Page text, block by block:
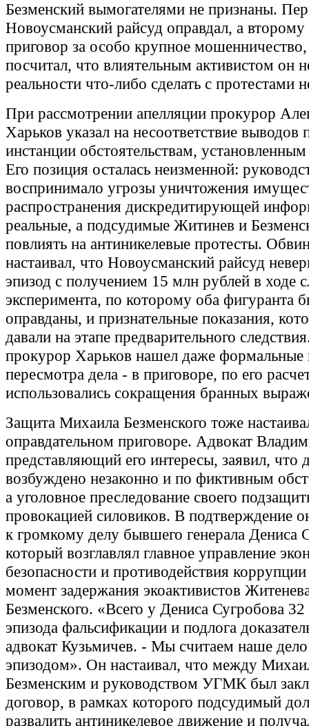
Безменский вымогателями не признаны.
Новоусманский райсуд оправдал, а
приговор за особо крупное
посчитал, что влиятельным активистом он
реальности что-либо сделать с протестами
При рассмотрении апелляции прокурор
Харьков указал на несоответствие выводов
инстанции обстоятельствам,
Его позиция осталась неизменной:
воспринимало угрозы уничтожения
распространения дискредитирующей
реальные, а подсудимые Житинев и
повлиять на антиникелевые протесты.
настаивал, что Новоусманский райсуд
эпизод с получением 15 млн рублей в ходе
эксперимента, по которому оба фигуранта
оправданы, и признательные показания,
давали на этапе предварительного
прокурор Харьков нашел даже
пересмотра дела - в приговоре, по его
использовались сокращения бранных
Защита Михаила Безменского тоже
оправдательном приговоре. Адвокат
представляющий его интересы, заявил, что
возбуждено незаконно и по фиктивным
а уголовное преследование своего
провокацией силовиков. В подтверждение
к громкому делу бывшего генерала Дениса
который возглавлял главное управление
безопасности и противодействия
момент задержания экоактивистов
Безменского. «Всего у Дениса Сугробова
эпизода фальсификации и подлога
адвокат Кузьмичев. - Мы считаем наше
эпизодом». Он настаивал, что между
Безменским и руководством УГМК был
договор, в рамках которого подсудимый
развалить антиникелевое движение и